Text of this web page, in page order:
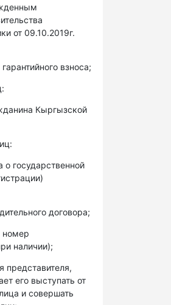
от 09.10.2019г.
взноса;
Кыргызской
о государственной
договора;
номер
наличии);
представителя,
его выступать от
и совершать